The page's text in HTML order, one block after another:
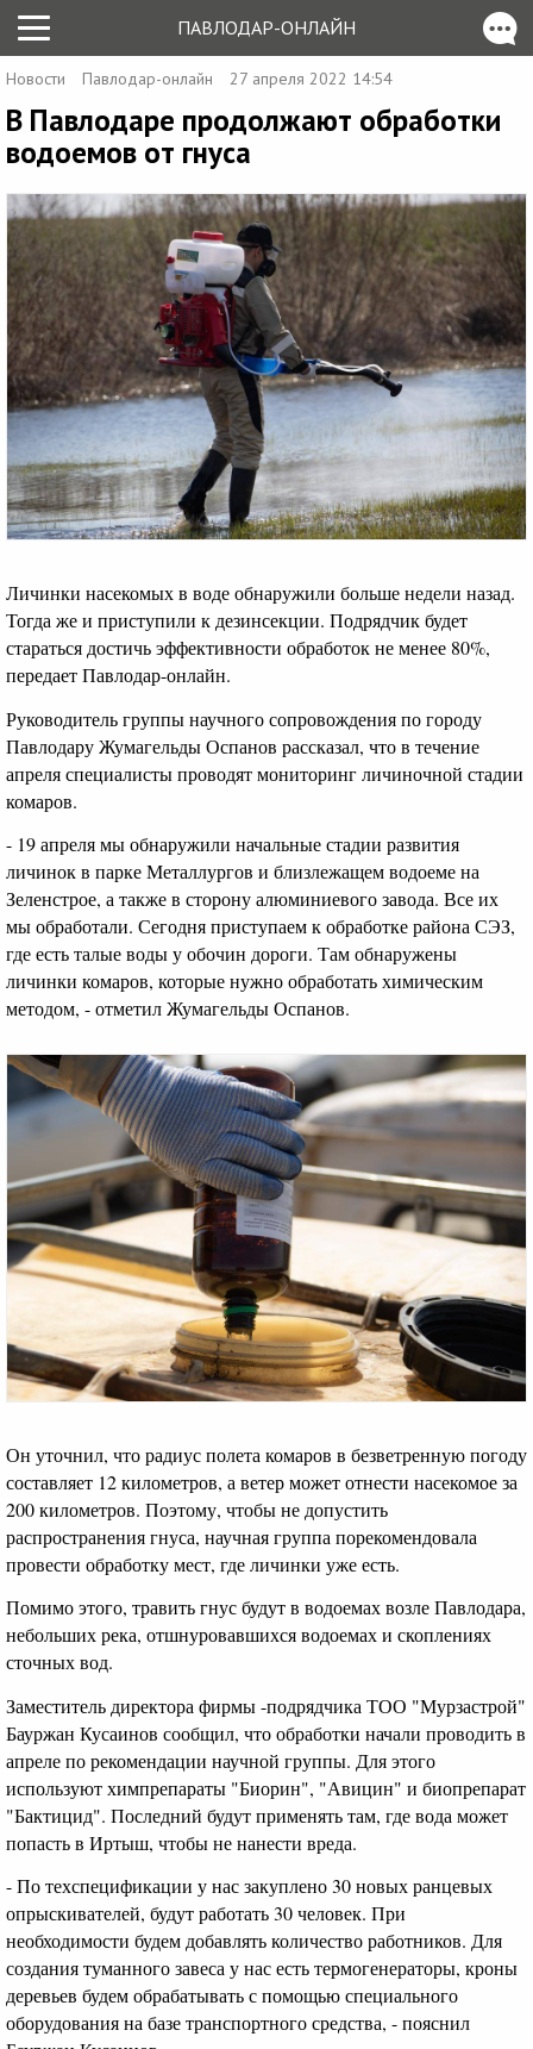
ПАВЛОДАР-ОНЛАЙН
Новости Павлодар-онлайн 27 апреля 2022 14:54
В Павлодаре продолжают обработки
водоемов от гнуса
Личинки насекомых в воде обнаружили больше недели назад.
Тогда же и приступили к дезинсекции. Подрядчик будет
стараться достичь эффективности обработок не менее 80%,
передает Павлодар-онлайн.
Руководитель группы научного сопровождения по городу
Павлодару Жумагельды Оспанов рассказал, что в течение
апреля специалисты проводят мониторинг личиночной стадии
комаров.
- 19 апреля мы обнаружили начальные стадии развития
личинок в парке Металлургов и близлежащем водоеме на
Зеленстрое, а также в сторону алюминиевого завода. Все их
мы обработали. Сегодня приступаем к обработке района СЭЗ,
где есть талые воды у обочин дороги. Там обнаружены
личинки комаров, которые нужно обработать химическим
методом, - отметил Жумагельды Оспанов.
Он уточнил, что радиус полета комаров в безветренную погоду
составляет 12 километров, а ветер может отнести насекомое за
200 километров. Поэтому, чтобы не допустить
распространения гнуса, научная группа порекомендовала
провести обработку мест, где личинки уже есть.
Помимо этого, травить гнус будут в водоемах возле Павлодара,
небольших река, отшнуровавшихся водоемах и скоплениях
сточных вод.
Заместитель директора фирмы -подрядчика ТОО "Мурзастрой"
Бауржан Кусаинов сообщил, что обработки начали проводить в
апреле по рекомендации научной группы. Для этого
используют химпрепараты "Биорин", "Авицин" и биопрепарат
"Бактицид". Последний будут применять там, где вода может
попасть в Иртыш, чтобы не нанести вреда.
- По техспецификации у нас закуплено 30 новых ранцевых
опрыскивателей, будут работать 30 человек. При
необходимости будем добавлять количество работников. Для
создания туманного завеса у нас есть термогенераторы, кроны
деревьев будем обрабатывать с помощью специального
оборудования на базе транспортного средства, - пояснил